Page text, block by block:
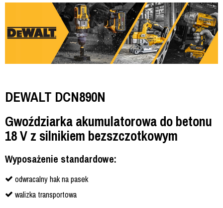
DEWALT DCN890N
Gwoździarka akumulatorowa do betonu
18 V z silnikiem bezszczotkowym
Wyposażenie standardowe:
odwracalny hak na pasek
walizka transportowa